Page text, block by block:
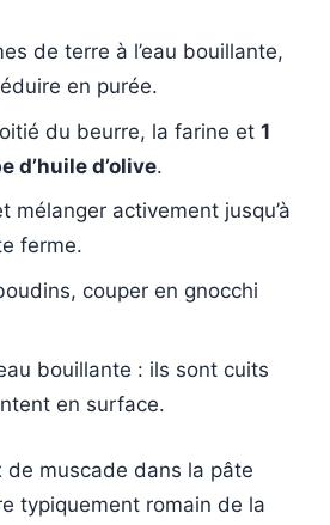
de terre à l’eau bouillante,
en purée.
du beurre, la farine et 1
d’huile d’olive.
mélanger activement jusqu’à
ferme.
couper en gnocchi
bouillante : ils sont cuits
en surface.
de muscade dans la pâte
typiquement romain de la